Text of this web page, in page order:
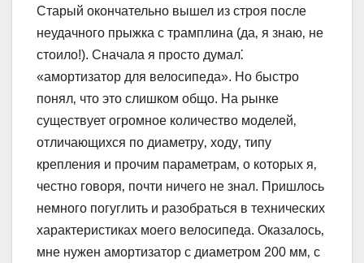
Старый окончательно вышел из строя после
неудачного прыжка с трамплина (да‚ я знаю‚ не
стоило!). Сначала я просто думал⁚
«амортизатор для велосипеда». Но быстро
понял‚ что это слишком общо. На рынке
существует огромное количество моделей‚
отличающихся по диаметру‚ ходу‚ типу
крепления и прочим параметрам‚ о которых я‚
честно говоря‚ почти ничего не знал. Пришлось
немного погуглить и разобраться в технических
характеристиках моего велосипеда. Оказалось‚
мне нужен амортизатор с диаметром 200 мм‚ с